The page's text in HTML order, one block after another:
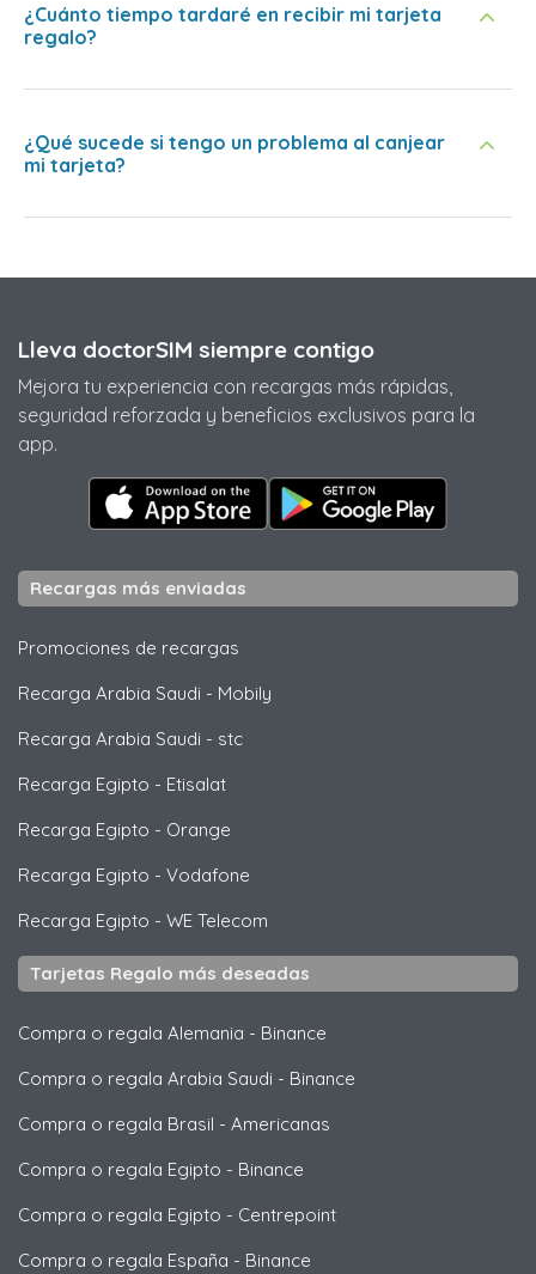
¿Cuánto tiempo tardaré en recibir mi tarjeta
regalo?
¿Qué sucede si tengo un problema al canjear
mi tarjeta?
Lleva doctorSIM siempre contigo
Mejora tu experiencia con recargas más rápidas,
seguridad reforzada y beneficios exclusivos para la
app.
Recargas más enviadas
Promociones de recargas
Recarga Arabia Saudi - Mobily
Recarga Arabia Saudi - stc
Recarga Egipto - Etisalat
Recarga Egipto - Orange
Recarga Egipto - Vodafone
Recarga Egipto - WE Telecom
Tarjetas Regalo más deseadas
Compra o regala Alemania - Binance
Compra o regala Arabia Saudi - Binance
Compra o regala Brasil - Americanas
Compra o regala Egipto - Binance
Compra o regala Egipto - Centrepoint
Compra o regala España - Binance